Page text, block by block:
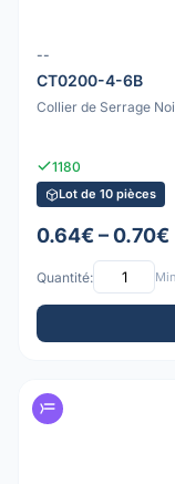
--
CT0200-4-6B
Collier de Serrage
1180
Lot de 10 pièces
0.64€ – 0.70€
Quantité: